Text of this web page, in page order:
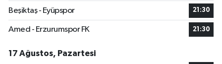
Beşiktaş - Eyüpspor 21:30
Amed - Erzurumspor FK 21:30
17 Ağustos, Pazartesi